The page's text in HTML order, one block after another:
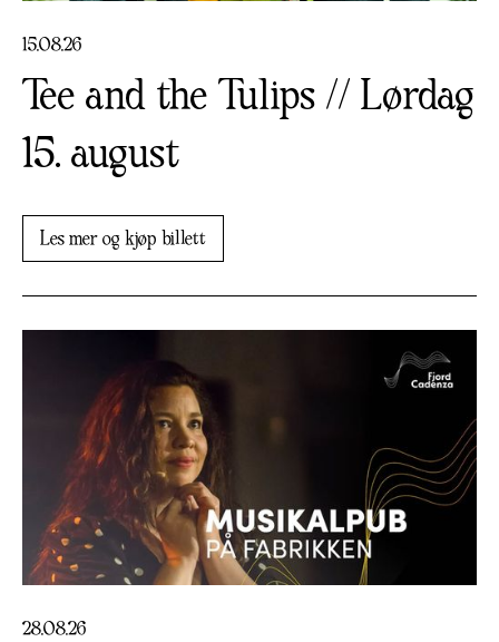
15.08.26
Tee and the Tulips // Lørdag
15. august
Les mer og kjøp billett
28.08.26